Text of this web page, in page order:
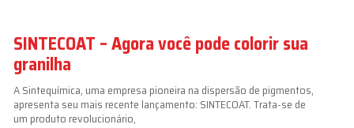
SINTECOAT – Agora você pode colorir sua
granilha
A Sintequímica, uma empresa pioneira na dispersão de pigmentos,
apresenta seu mais recente lançamento: SINTECOAT. Trata-se de
um produto revolucionário,